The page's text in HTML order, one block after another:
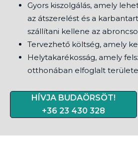
Gyors kiszolgálás, amely
az átszerelést és a
szállítani kellene az
Tervezhető költség, amely
Helytakarékosság, amely
otthonában elfoglalt
HÍVJA BUDAÖRSÖT!
+36 23 430 328